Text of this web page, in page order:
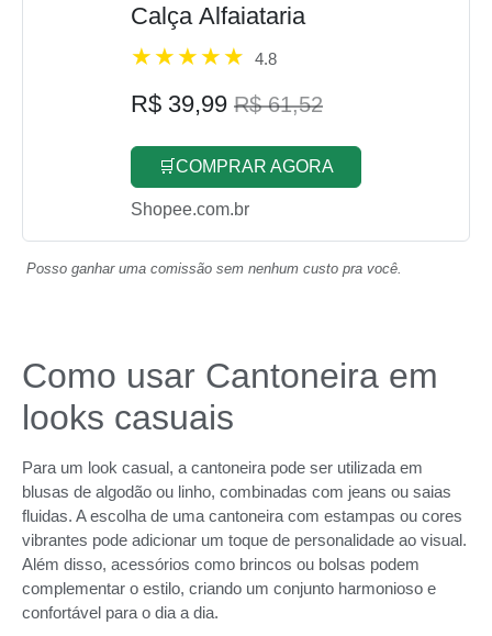
Calça Alfaiataria
4.8
R$ 39,99 R$ 61,52
🛒COMPRAR AGORA
Shopee.com.br
Posso ganhar uma comissão sem nenhum custo pra você.
Como usar Cantoneira em
looks casuais
Para um look casual, a cantoneira pode ser utilizada em
blusas de algodão ou linho, combinadas com jeans ou saias
fluidas. A escolha de uma cantoneira com estampas ou cores
vibrantes pode adicionar um toque de personalidade ao visual.
Além disso, acessórios como brincos ou bolsas podem
complementar o estilo, criando um conjunto harmonioso e
confortável para o dia a dia.